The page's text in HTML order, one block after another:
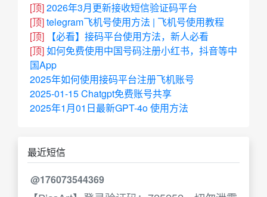
[顶]2026年3月更新接收短信验证码平台
[顶]telegram飞机号使用方法 | 飞机号使用教程
[顶]
【必看】接码平台使用方法，新人必看
[顶]如何免费使用中国号码注册小红书，抖音等中
国App
2025年如何使用接码平台注册飞机账号
2025-01-15 Chatgpt免费账号共享
2025年1月01日最新GPT-4o 使用方法
最近短信
@176073544369